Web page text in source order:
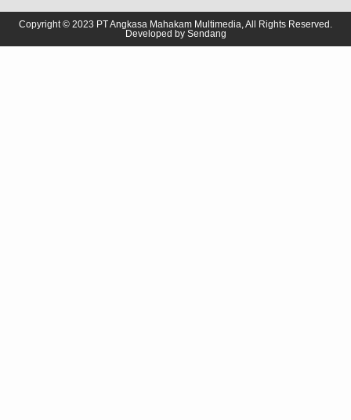
Copyright © 2023 PT Angkasa Mahakam Multimedia, All Rights Reserved.
Developed by Sendang